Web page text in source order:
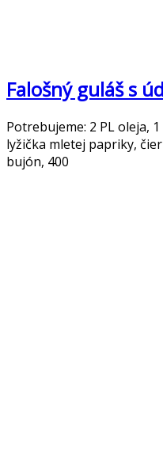
Falošný guláš s
Potrebujeme: 2 PL oleja,
lyžička mletej papriky,
bujón, 400